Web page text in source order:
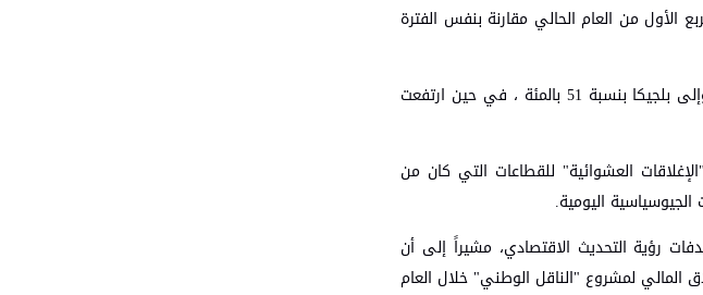
الوزير شحادة إلى ارتفاع الصادرات الوطنية بنسبة 7.3 بالمئة خلال الربع الأول من العام الحالي مقارنة بنفس الفترة
وأشار إلى تحقيق اختراق إيجابي لافت في أسواق نوعية؛ حيث نمت الصادرات إلى هولندا بنسبة 74 بالمئة، وإلى بلجيكا بنسبة 51 بالمئة ، في حين ارتفعت
العشوائية" للقطاعات التي كان من
اليومية.
رؤية التحديث الاقتصادي، مشيراً إلى أن
المالي لمشروع "الناقل الوطني" خلال العام